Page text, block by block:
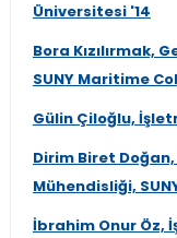
Üniversitesi '14
Bora Kızılırmak,
SUNY Maritime
Gülin Çiloğlu,
Dirim Biret
Mühendisliği,
İbrahim Onur Öz,